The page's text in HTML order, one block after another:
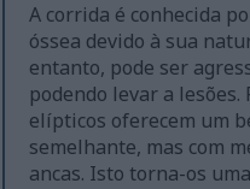
A corrida é conhecida
óssea devido à sua
entanto, pode ser
podendo levar a
elípticos oferecem um
semelhante, mas com
ancas. Isto torna-os